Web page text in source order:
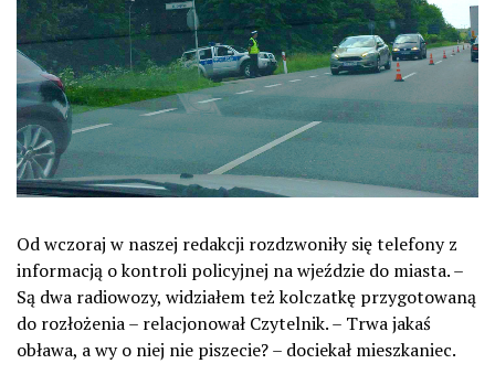
Od wczoraj w naszej redakcji rozdzwoniły się telefony z
informacją o kontroli policyjnej na wjeździe do miasta. –
Są dwa radiowozy, widziałem też kolczatkę przygotowaną
do rozłożenia – relacjonował Czytelnik. – Trwa jakaś
obława, a wy o niej nie piszecie? – dociekał mieszkaniec.